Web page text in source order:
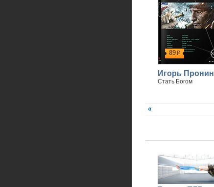
89р
Игорь Пронин
Стать Богом